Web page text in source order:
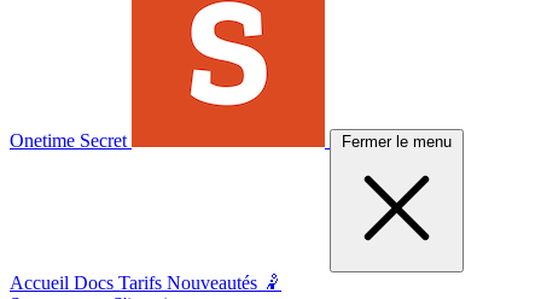
Onetime Secret Fermer le menu
Accueil Docs Tarifs Nouveautés 🤾